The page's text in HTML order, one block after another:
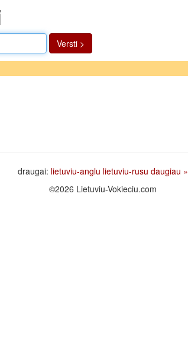
Versti >
draugai: lietuviu-anglu lietuviu-rusu daugiau »
©2026 Lietuviu-Vokieciu.com